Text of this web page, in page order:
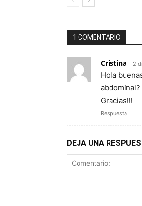
1 COMENTARIO
Cristina 2
Hola
abdominal?
Gracias!!!
Respuesta
DEJA UNA